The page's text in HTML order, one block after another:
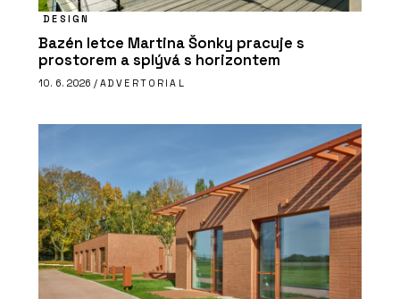
DESIGN
Bazén letce Martina Šonky pracuje s
prostorem a splývá s horizontem
10. 6. 2026 / ADVERTORIAL